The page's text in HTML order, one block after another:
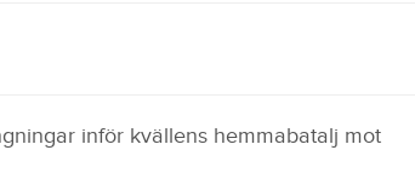
inför kvällens hemmabatalj mot